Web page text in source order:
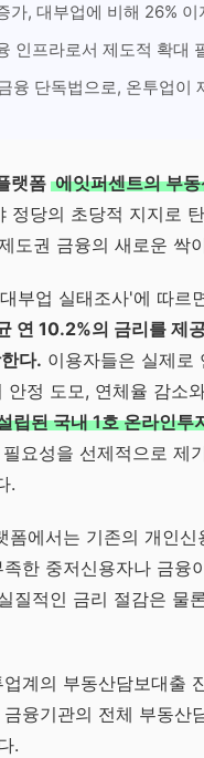
, 대부업에 비해 26% 이
인프라로서 제도적 확대
단독법으로, 온투업이
랫폼 에잇퍼센트의 부
정당의 초당적 지지로
도권 금융의 새로운 싹
부업 실태조사'에 따르
연 10.2%의 금리를 제
다. 이용자들은 실제로
정 도모, 연체율 감소
립된 국내 1호 온라인투
요성을 선제적으로 제
.
에서는 기존의 개인
한 중저신용자나 금
질적인 금리 절감은 물
계의 부동산담보대출
융기관의 전체 부동산
.